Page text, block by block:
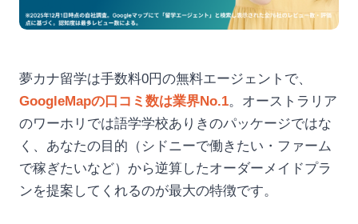
夢カナ留学は手数料0円の無料エージェントで、
GoogleMapの口コミ数は業界No.1。オーストラリア
のワーホリでは語学学校ありきのパッケージではな
く、あなたの目的（シドニーで働きたい・ファーム
で稼ぎたいなど）から逆算したオーダーメイドプラ
ンを提案してくれるのが最大の特徴です。